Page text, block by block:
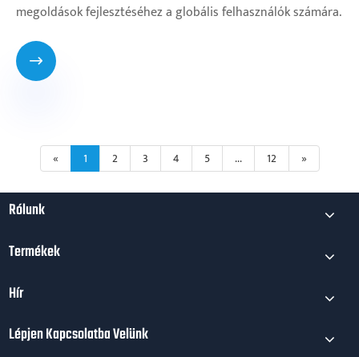
megoldások fejlesztéséhez a globális felhasználók számára.

« 1 2 3 4 5 ... 12 »
Rólunk
Termékek
Hír
Lépjen Kapcsolatba Velünk